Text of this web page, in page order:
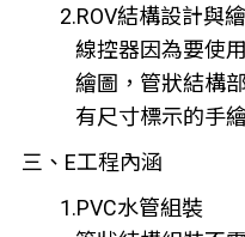
2.ROV結構設計與
線控器因為要使
繪圖，管狀結構
有尺寸標示的手
三、E工程內涵
1.PVC水管組裝